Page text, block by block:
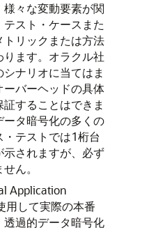
々な変動要素が関
スト・ケースまた
リックまたは方法
ます。オラクル社
ナリオに当てはま
ーバーヘッドの具体
することはできま
タ暗号化の多くの
テストでは1桁台
されますが、必ず
ん。
Application
用して実際の本番
透過的データ暗号化